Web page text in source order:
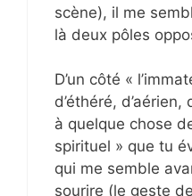
scène), il me
là deux pôles
D’un côté «
d’éthéré,
à quelque chose
spirituel » que tu
qui me semble
sourire (le geste